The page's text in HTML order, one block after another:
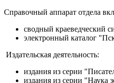
Справочный аппарат отдела
сводный краеведческий
электронный каталог
Издательская деятельность:
издания из серии
издания из серии "Наука